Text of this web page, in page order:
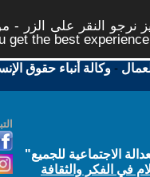
نرجو النقر على الزر -
get the best
-وكالة أنباء حقوق
الاجتماعية للجميع"
في الفكر والثقافة